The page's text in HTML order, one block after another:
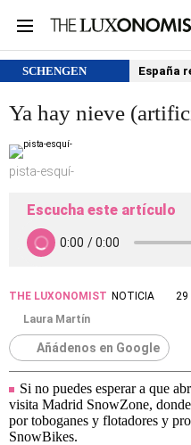
SCHENGEN España
Ya hay nieve
pista-esquí-
Escucha este artículo
THE LUXONOMIST NOTICIA
29
Laura Martín
Añádenos en Google
Si no puedes esperar a que
visita Madrid SnowZone,
por toboganes y flotadores y
SnowBikes.